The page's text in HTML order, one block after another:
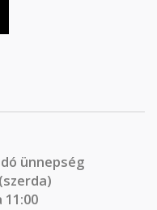
ünnepség
11:00